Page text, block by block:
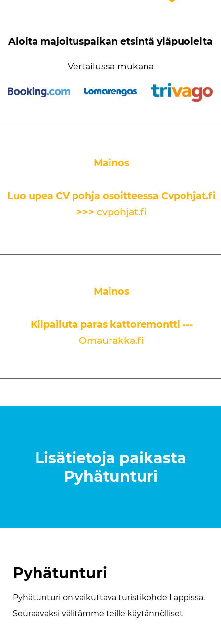
Aloita majoituspaikan etsintä yläpuolelta
Vertailussa mukana
Mainos
Luo upea CV pohja osoitteessa Cvpohjat.fi
>>> cvpohjat.fi
Mainos
Kilpailuta paras kattoremontti ---
Omaurakka.fi
Lisätietoja paikasta
Pyhätunturi
Pyhätunturi
Pyhätunturi on vaikuttava turistikohde Lappissa.
Seuraavaksi välitämme teille käytännölliset